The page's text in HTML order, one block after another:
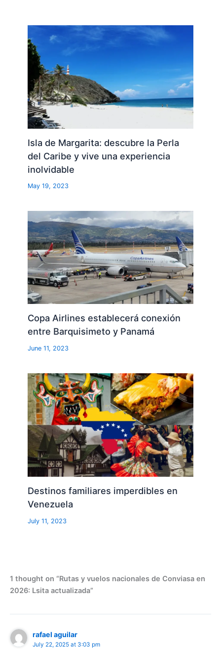
Isla de Margarita: descubre la Perla
del Caribe y vive una experiencia
inolvidable
May 19, 2023
Copa Airlines establecerá conexión
entre Barquisimeto y Panamá
June 11, 2023
Destinos familiares imperdibles en
Venezuela
July 11, 2023
1 thought on “Rutas y vuelos nacionales de Conviasa en
2026: Lsita actualizada”
rafael aguilar
July 22, 2025 at 3:03 pm